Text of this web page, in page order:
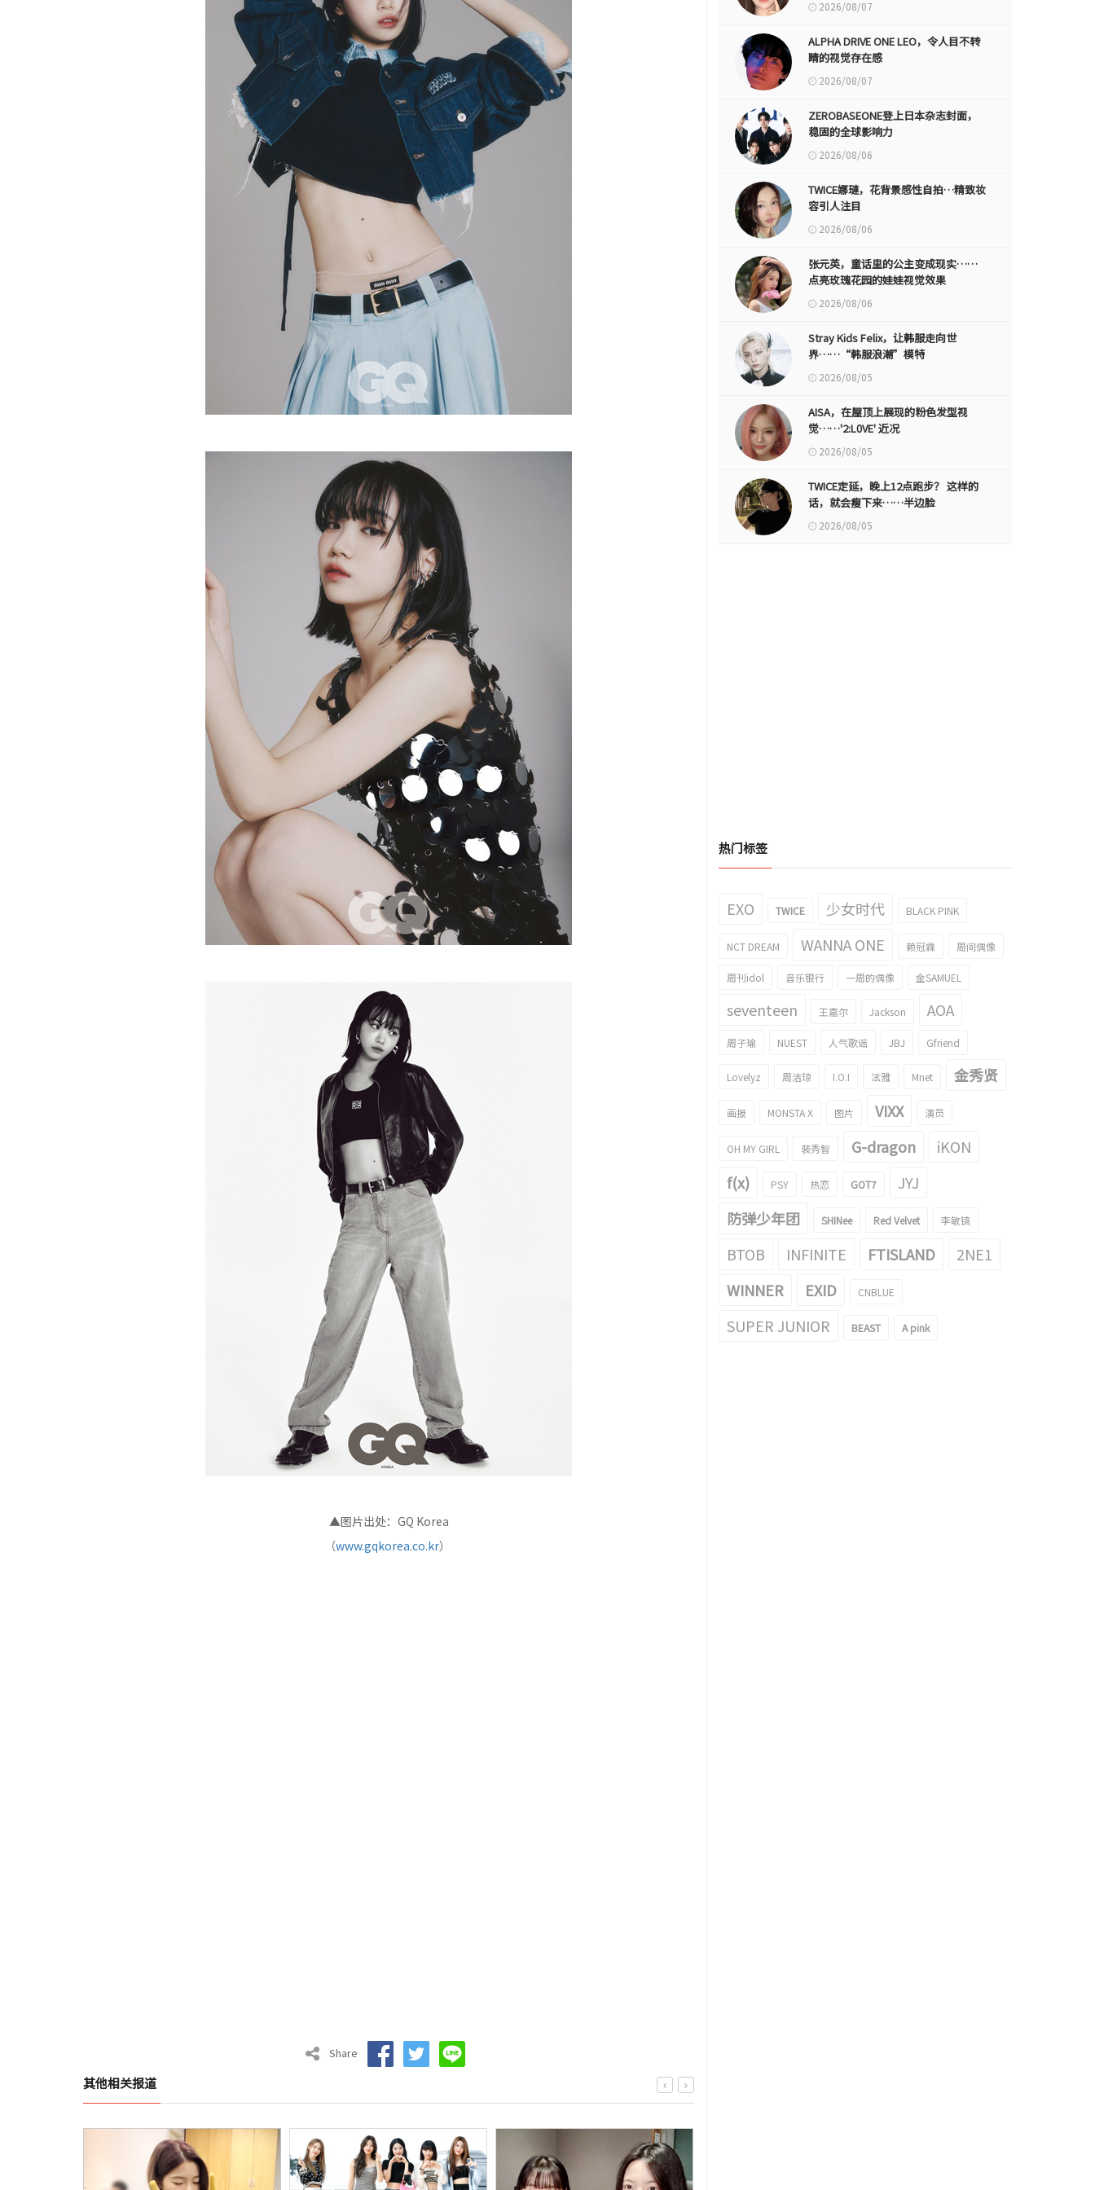
▲图片出处：GQ Korea
（www.gqkorea.co.kr）
Share
其他相关报道
2026/08/07
ALPHA DRIVE ONE LEO，令人目不转
睛的视觉存在感
2026/08/07
ZEROBASEONE登上日本杂志封面，
稳固的全球影响力
2026/08/06
TWICE娜璉，花背景感性自拍…精致妆
容引人注目
2026/08/06
张元英，童话里的公主变成现实……
点亮玫瑰花园的娃娃视觉效果
2026/08/06
Stray Kids Felix，让韩服走向世
界……“韩服浪潮”模特
2026/08/05
AISA，在屋顶上展现的粉色发型视
觉……'2:L0VE' 近况
2026/08/05
TWICE定延，晚上12点跑步？ 这样的
话，就会瘦下来……半边脸
2026/08/05
热门标签
EXO TWICE 少女时代 BLACK PINK
NCT DREAM WANNA ONE 赖冠霖 周间偶像
周刊idol 音乐银行 一周的偶像 金SAMUEL
seventeen 王嘉尔 Jackson AOA
周子瑜 NUEST 人气歌谣 JBJ Gfriend
Lovelyz 周洁琼 I.O.I 泫雅 Mnet 金秀贤
画报 MONSTA X 图片 VIXX 演员
OH MY GIRL 裴秀智 G-dragon
iKON
f(x)
PSY 热恋 GOT7
JYJ
防弹少年团
SHINee Red Velvet 李敏镐
BTOB INFINITE FTISLAND
2NE1
WINNER
EXID CNBLUE
SUPER JUNIOR BEAST A pink